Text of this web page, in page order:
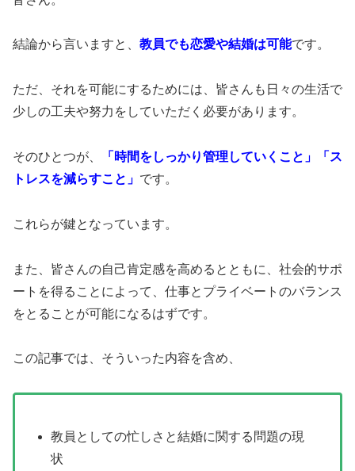
結論から言いますと、 教員でも恋愛や結婚は可能です。
ただ、それを可能にするためには、皆さんも日々の生活で
少しの工夫や努力をしていただく必要があります。
そのひとつが、 「 時間をしっかり管理していくこと」「ス
トレスを減らすこと」 です。
これらが鍵となっています。
また、皆さんの自己肯定感を高めるとともに、社会的サポ
ートを得ることによって、仕事とプライベートのバランス
をとることが可能になるはずです。
この記事では、そういった内容を含め、
教員としての忙しさと結婚に関する問題の現
状